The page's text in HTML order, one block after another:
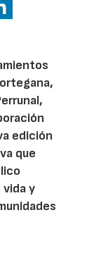
edición
que
vida y